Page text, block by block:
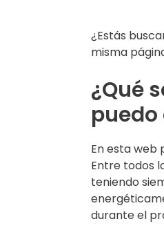
¿Estás
misma
¿Qué
puedo
En esta web
Entre todos
teniendo
durante el